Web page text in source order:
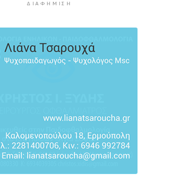
οι μικρές μεταφορές
IRIS
ΔΙΑΦΉΜΙΣΗ